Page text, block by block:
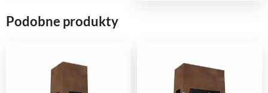
Podobne produkty